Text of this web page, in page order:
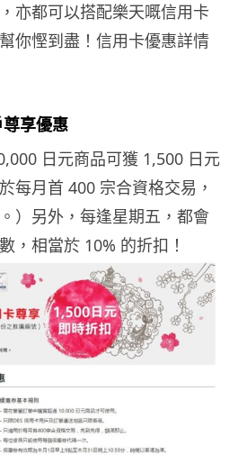
亦都可以搭配樂天嘅信用卡
你慳到盡！信用卡優惠詳情
享優惠
日元商品可獲 1,500 日元
每月首 400 宗合資格交易，
）另外，每逢星期五，都會
，相當於 10% 的折扣！